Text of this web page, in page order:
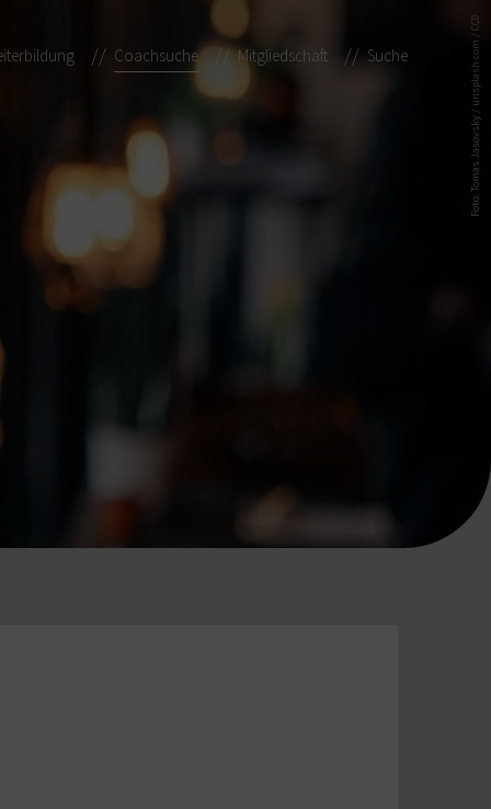
Coachsuche Mitgliedschaft Suche Foto: Tomas Jasovsky / unsplash.com / CC0